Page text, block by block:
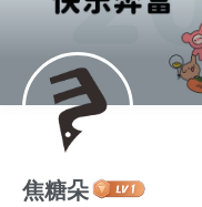
焦糖朵